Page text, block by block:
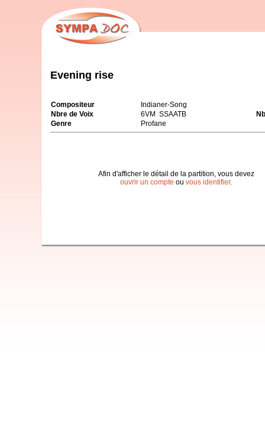
Evening rise
Compositeur
Indianer-Song
Nbre de Voix
6VM SSAATB
Genre
Profane
Afin d'afficher le détail de la partition, vous devez
ouvrir un compte ou vous identifier.